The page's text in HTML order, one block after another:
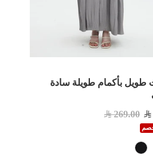
طويل بأكمام طويلة سادة
269.00